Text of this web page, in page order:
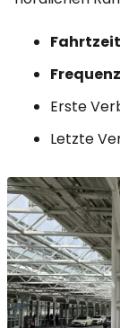
Fahrtzeit
Frequenz
Erste
Letzte